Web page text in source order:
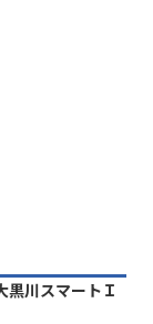
黒川スマートＩ